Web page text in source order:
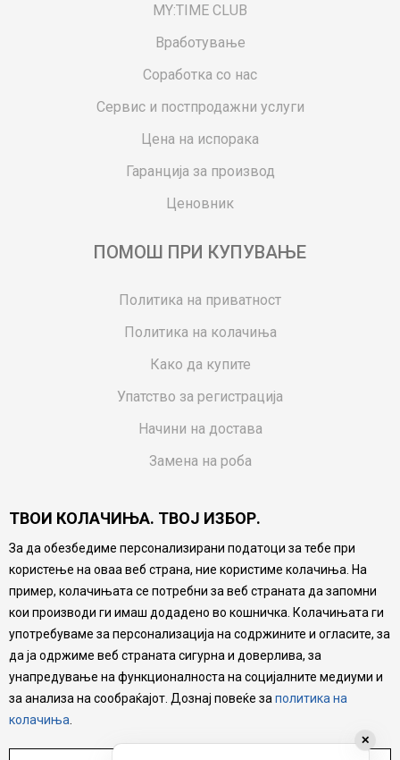
MY:TIME CLUB
Вработување
Соработка со нас
Сервис и постпродажни услуги
Цена на испорака
Гаранција за производ
Ценовник
ПОМОШ ПРИ КУПУВАЊЕ
Политика на приватност
Политика на колачиња
Како да купите
Упатство за регистрација
Начини на достава
Замена на роба
Ваучери
Product Finder
FAQs
Настојуваме да бидеме што попрецизни во описот на
производите, прикажување на слики и цени, но не
можеме да гарантираме дека сите информации се
комплетни и без грешка. Сите производи се дел од
нашата понуда, но не се подразбира дека мора да се
достапни во секој момент.
ТВОИ КОЛАЧИЊА. ТВОЈ ИЗБОР.
За да обезбедиме персонализирани податоци за тебе при
користење на оваа веб страна, ние користиме колачиња. На
пример, колачињата се потребни за веб страната да запомни
кои производи ги имаш додадено во кошничка. Колачињата ги
употребуваме за персонализација на содржините и огласите, за
да ја одржиме веб страната сигурна и доверлива, за
унапредување на функционалноста на социјалните медиуми и
за анализа на сообраќајот. Дознај повеќе за политика на
колачиња
✕